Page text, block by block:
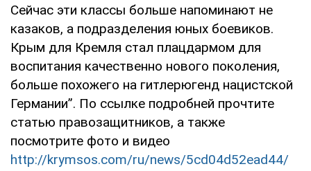
Сейчас эти классы больше напоминают не
казаков, а подразделения юных боевиков.
Крым для Кремля стал плацдармом для
воспитания качественно нового поколения,
больше похожего на гитлерюгенд нацистской
Германии”. По ссылке подробней прочтите
статью правозащитников, а также
посмотрите фото и видео
http://krymsos.com/ru/news/5cd04d52ead44/